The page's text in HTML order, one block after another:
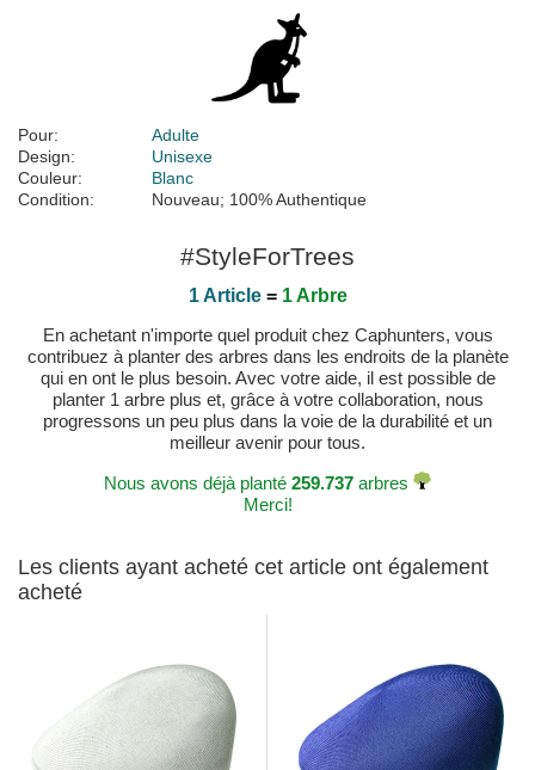
Pour:
Adulte
Design:
Unisexe
Couleur:
Blanc
Condition:
Nouveau; 100% Authentique
#StyleForTrees
1 Article= 1 Arbre
En achetant n'importe quel produit chez Caphunters, vous
contribuez à planter des arbres dans les endroits de la planète
qui en ont le plus besoin. Avec votre aide, il est possible de
planter 1 arbre plus et, grâce à votre collaboration, nous
progressons un peu plus dans la voie de la durabilité et un
meilleur avenir pour tous.
Nous avons déjà planté 259.737 arbres
Merci!
Les clients ayant acheté cet article ont également
acheté